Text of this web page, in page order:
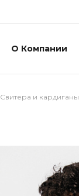
О Компании
Свитера и кардиганы